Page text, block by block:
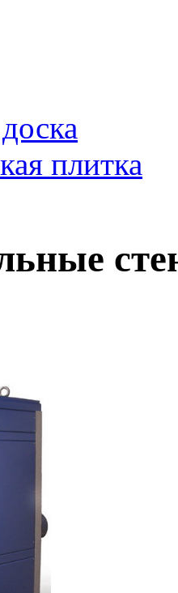
плитка